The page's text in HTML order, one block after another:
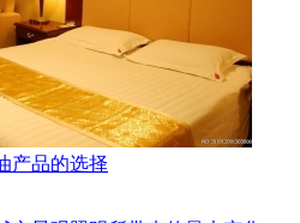
产品的选择